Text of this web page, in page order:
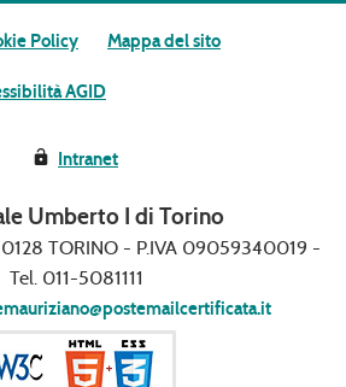
Policy Mappa del sito
AGID
Intranet
Umberto I di Torino
TORINO - P.IVA 09059340019 -
Tel. 011-5081111